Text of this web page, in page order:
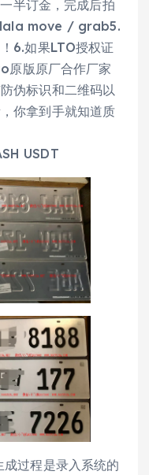
半订金，完成后拍
lala move / grab5.
6.如果LTO授权证
原版原厂合作厂家
伪标识和二维码以
你拿到手就知道质
USDT
过程是录入系统的